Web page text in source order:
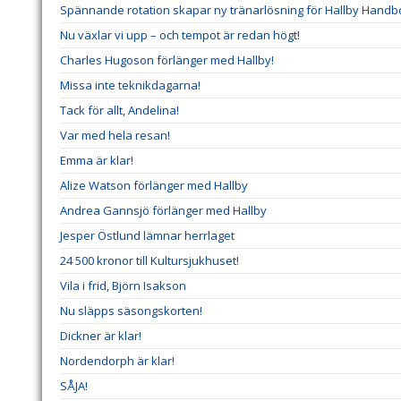
Spännande rotation skapar ny tränarlösning för Hallby
Nu växlar vi upp – och tempot är redan högt!
Charles Hugoson förlänger med Hallby!
Missa inte teknikdagarna!
Tack för allt, Andelina!
Var med hela resan!
Emma är klar!
Alize Watson förlänger med Hallby
Andrea Gannsjö förlänger med Hallby
Jesper Östlund lämnar herrlaget
24 500 kronor till Kultursjukhuset!
Vila i frid, Björn Isakson
Nu släpps säsongskorten!
Dickner är klar!
Nordendorph är klar!
SÅJA!